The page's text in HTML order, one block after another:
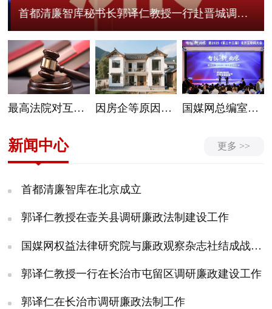
首都清廉智库秘书长郭译仁教授一行赴晋城调研清廉文化建设工作
最高法院对互联网法院案件管辖范围作出调整完善 因房企等原因拿不到房本怎么办？多部门联动解难题 国媒网总编室主任左晨馨应邀参加智创“新”北京暨2025（第二十二届）北京互联网大会召开
新闻中心 更多 >>
首都清廉智库在北京成立
郭译仁教授在壶关县调研廉政法制建设工作
国媒网权益法律研究院与廉政观察杂志社结成战略伙伴
郭译仁教授一行在长治市屯留区调研廉政建设工作
郭译仁在长治市调研廉政法制工作